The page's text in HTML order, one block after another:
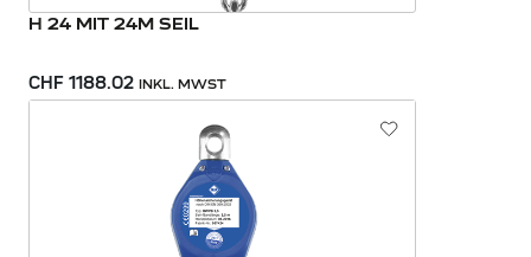
H 24 MIT 24M SEIL
CHF 1188.02 INKL. MWST